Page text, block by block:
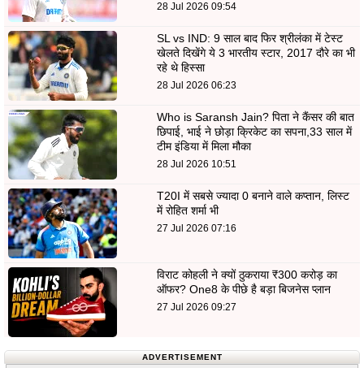
28 Jul 2026 09:54
SL vs IND: 9 साल बाद फिर श्रीलंका में टेस्ट
खेलते दिखेंगे ये 3 भारतीय स्टार, 2017 दौरे का भी
रहे थे हिस्सा
28 Jul 2026 06:23
Who is Saransh Jain? पिता ने कैंसर की बात
छिपाई, भाई ने छोड़ा क्रिकेट का सपना,33 साल में
टीम इंडिया में मिला मौका
28 Jul 2026 10:51
T20I में सबसे ज्यादा 0 बनाने वाले कप्तान, लिस्ट
में रोहित शर्मा भी
27 Jul 2026 07:16
विराट कोहली ने क्यों ठुकराया ₹300 करोड़ का
ऑफर? One8 के पीछे है बड़ा बिजनेस प्लान
27 Jul 2026 09:27
ADVERTISEMENT